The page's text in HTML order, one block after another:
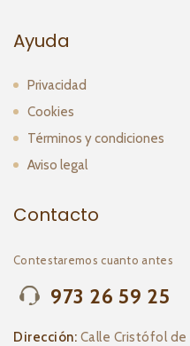
Ayuda
Privacidad
Cookies
Términos y condiciones
Aviso legal
Contacto
Contestaremos cuanto antes
973 26 59 25
Dirección: Calle Cristófol de